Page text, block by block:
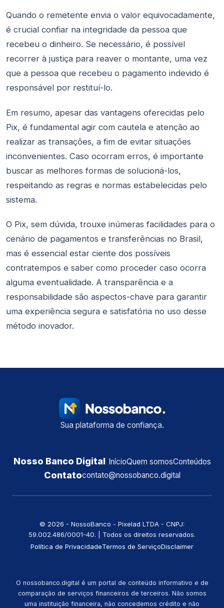
Quando o remetente envia o valor equivocadamente,
é crucial confiar na integridade da pessoa que
recebeu o dinheiro. Se necessário, é possível
recorrer à justiça para reaver o montante, uma vez
que a pessoa que recebeu o pagamento indevido é
responsável por restituí-lo.
Em resumo, apesar das vantagens oferecidas pelo
Pix, é fundamental agir com cautela e atenção ao
realizar as transações, a fim de evitar situações
inconvenientes. Caso ocorram erros, é importante
buscar as melhores formas de solucioná-los,
respeitando as regras e normas estabelecidas pelo
sistema.
O Pix, sem dúvida, trouxe inúmeras facilidades para o
cenário de pagamentos e transferências no Brasil,
mas é essencial estar ciente dos possíveis
contratempos e saber como proceder caso ocorra
alguma eventualidade. A transparência e a
responsabilidade são aspectos-chave para garantir
uma experiência segura e satisfatória no uso desse
método inovador.
Sua plataforma de confiança.
Nosso Banco Digital InícioQuem somosConteúdos
Contatocontato@nossobanco.digital
©️ 2026 - NossoBanco - Pixelad LTDA - CNPJ:
59.002.486/0001-40. | Todos os direitos reservados.
Política de PrivacidadeTermos de ServiçoDisclaimer
O nossobanco.digital é um portal de conteúdo informativo e de
comparação de serviços financeiros de terceiros. Não somos
uma instituição financeira, não concedemos crédito e não